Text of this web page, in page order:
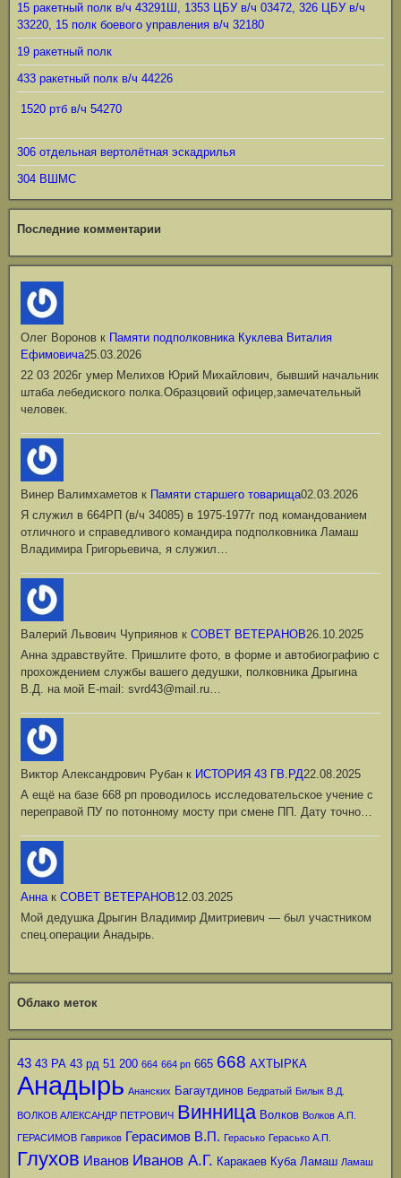
15 ракетный полк в/ч 43291Ш, 1353 ЦБУ в/ч 03472, 326 ЦБУ в/ч
33220, 15 полк боевого управления в/ч 32180
19 ракетный полк
433 ракетный полк в/ч 44226
1520 ртб в/ч 54270
306 отдельная вертолётная эскадрилья
304 ВШМС
Последние комментарии
Олег Воронов к Памяти подполковника Куклева Виталия
Ефимовича25.03.2026
22 03 2026г умер Мелихов Юрий Михайлович, бывший начальник
штаба лебедиского полка.Образцовий офицер,замечательный
человек.
Винер Валимхаметов к Памяти старшего товарища02.03.2026
Я служил в 664РП (в/ч 34085) в 1975-1977г под командованием
отличного и справедливого командира подполковника Ламаш
Владимира Григорьевича, я служил…
Валерий Львович Чуприянов к СОВЕТ ВЕТЕРАНОВ26.10.2025
Анна здравствуйте. Пришлите фото, в форме и автобиографию с
прохождением службы вашего дедушки, полковника Дрыгина
В.Д. на мой Е-mail: svrd43@mail.ru…
Виктор Александрович Рубан к ИСТОРИЯ 43 ГВ.РД22.08.2025
А ещё на базе 668 рп проводилось исследовательское учение с
переправой ПУ по потонному мосту при смене ПП. Дату точно…
Аннак СОВЕТ ВЕТЕРАНОВ12.03.2025
Мой дедушка Дрыгин Владимир Дмитриевич — был участником
спец.операции Анадырь.
Облако меток
43 43 РА 43 рд 51 200 664 664 рп 665 668 АХТЫРКА
Анадырь Ананских Багаутдинов Бедратый Билык В.Д.
ВОЛКОВ АЛЕКСАНДР ПЕТРОВИЧ Винница Волков Волков А.П.
ГЕРАСИМОВ Гавриков Герасимов В.П. Герасько Герасько А.П.
Глухов Иванов Иванов А.Г. Каракаев Куба Ламаш Ламаш